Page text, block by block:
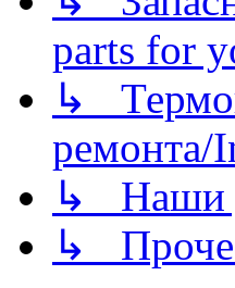
parts for
↳
ремонта/
↳ Наши
↳